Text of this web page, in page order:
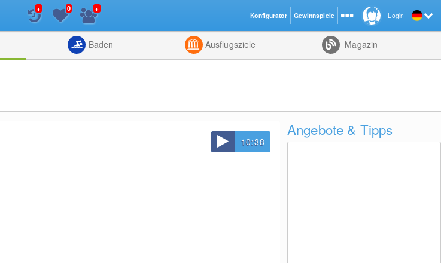
Listenansicht
Kombiniert
+ 0 +
Baden Ausflugsziele Magazin
10:38
Angebote & Tipps
Login
Konfigurator Gewinnspiele